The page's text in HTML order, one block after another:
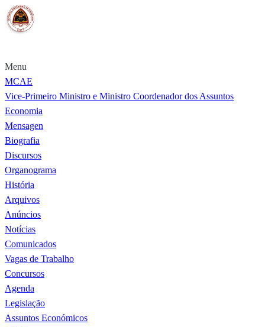
Menu
MCAE
Vice-Primeiro Ministro e Ministro Coordenador dos Assuntos
Economia
Mensagen
Biografia
Discursos
Organograma
História
Arquivos
Anúncios
Notícias
Comunicados
Vagas de Trabalho
Concursos
Agenda
Legislação
Assuntos Económicos